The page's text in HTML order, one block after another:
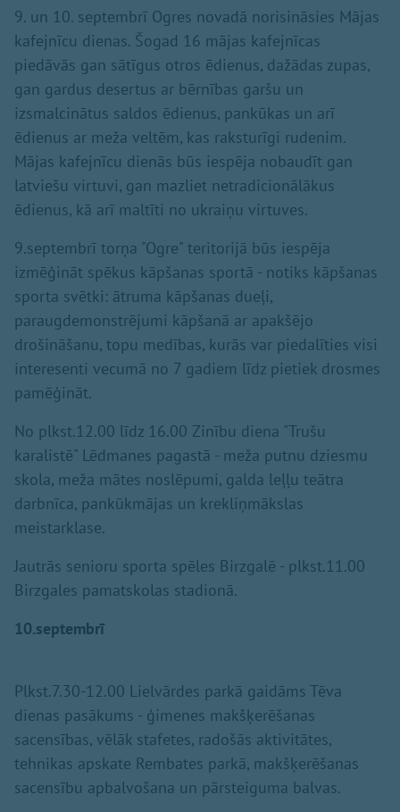
9. un 10. septembrī Ogres novadā norisināsies Mājas
kafejnīcu dienas. Šogad 16 mājas kafejnīcas
piedāvās gan sātīgus otros ēdienus, dažādas zupas,
gan gardus desertus ar bērnības garšu un
izsmalcinātus saldos ēdienus, pankūkas un arī
ēdienus ar meža veltēm, kas raksturīgi rudenim.
Mājas kafejnīcu dienās būs iespēja nobaudīt gan
latviešu virtuvi, gan mazliet netradicionālākus
ēdienus, kā arī maltīti no ukraiņu virtuves.
9.septembrī torņa "Ogre" teritorijā būs iespēja
izmēģināt spēkus kāpšanas sportā - notiks kāpšanas
sporta svētki: ātruma kāpšanas dueļi,
paraugdemonstrējumi kāpšanā ar apakšējo
drošināšanu, topu medības, kurās var piedalīties visi
interesenti vecumā no 7 gadiem līdz pietiek drosmes
pamēģināt.
No plkst.12.00 līdz 16.00 Zinību diena "Trušu
karalistē" Lēdmanes pagastā - meža putnu dziesmu
skola, meža mātes noslēpumi, galda leļļu teātra
darbnīca, pankūkmājas un krekliņmākslas
meistarklase.
Jautrās senioru sporta spēles Birzgalē - plkst.11.00
Birzgales pamatskolas stadionā.
10.septembrī
Plkst.7.30-12.00 Lielvārdes parkā gaidāms Tēva
dienas pasākums - ģimenes makšķerēšanas
sacensības, vēlāk stafetes, radošās aktivitātes,
tehnikas apskate Rembates parkā, makšķerēšanas
sacensību apbalvošana un pārsteiguma balvas.